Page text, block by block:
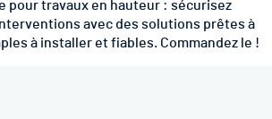
pour travaux en hauteur : sécurisez
avec des solutions prêtes à
à installer et fiables. Commandez le !